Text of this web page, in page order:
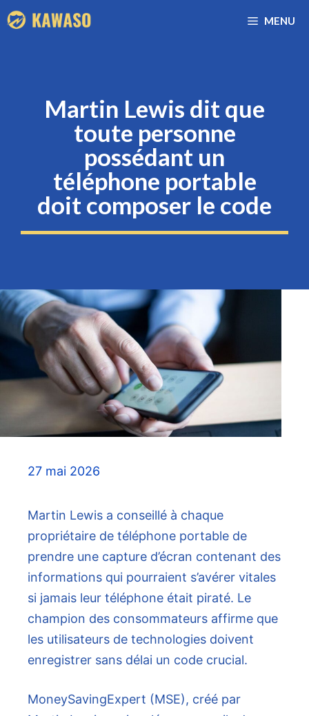
Aller
au
MENU
Martin Lewis dit que
toute personne
possédant un
téléphone portable
doit composer le code
27 mai 2026
Martin Lewis a conseillé à chaque
propriétaire de téléphone portable de
prendre une capture d’écran contenant des
informations qui pourraient s’avérer vitales
si jamais leur téléphone était piraté. Le
champion des consommateurs affirme que
les utilisateurs de technologies doivent
enregistrer sans délai un code crucial.
MoneySavingExpert (MSE), créé par